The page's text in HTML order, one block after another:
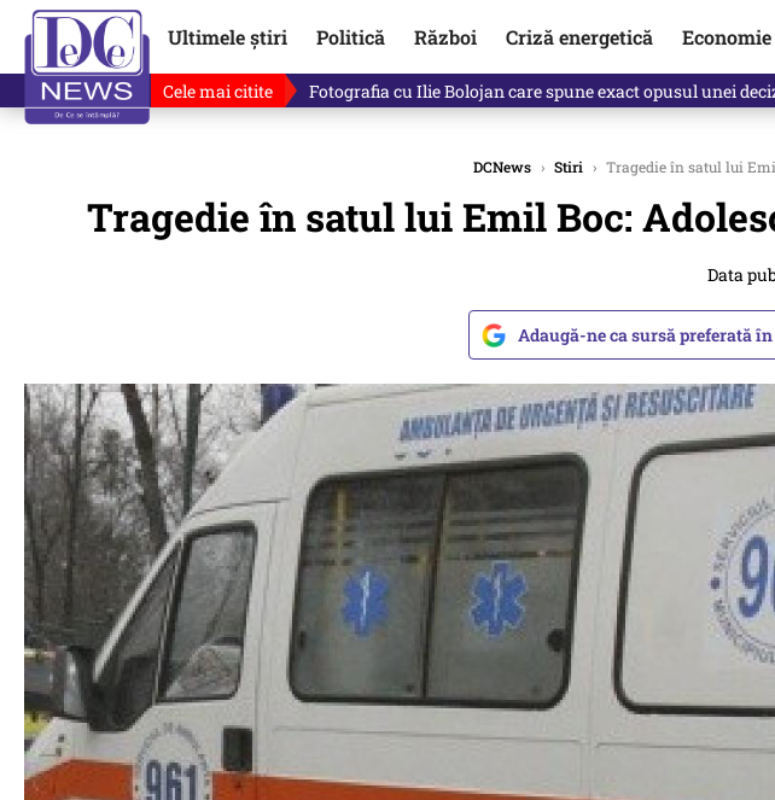
Ultimele știri Politică Război Criză energetică Economie
Cele mai citite Lucruri neștiute despre Mihai Vîrdol, dezvăluite de o
DCNews › Stiri › Tragedie în satul lui
Tragedie în satul lui Emil Boc:
Data
Adaugă-ne ca sursă preferată în